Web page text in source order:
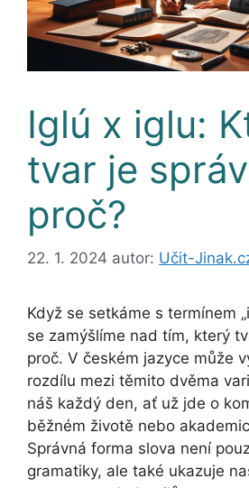
Iglú x iglu:
tvar je
proč?
22. 1. 2024 autor: Učit-
Když se setkáme s termínem
se zamýšlíme nad tím, který
proč. V českém jazyce může
rozdílu mezi těmito dvěma
náš každý den, ať už jde o
běžném životě nebo
Správná forma slova není
gramatiky, ale také ukazuje